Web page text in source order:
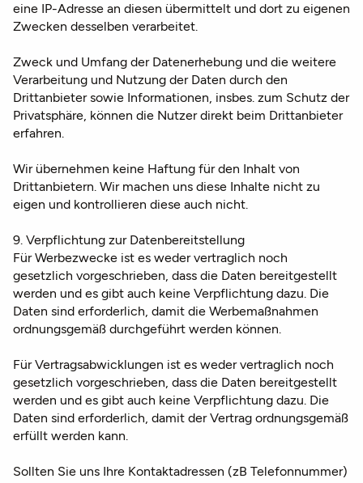
eine IP-Adresse an diesen übermittelt und dort zu eigenen
Zwecken desselben verarbeitet.
Zweck und Umfang der Datenerhebung und die weitere
Verarbeitung und Nutzung der Daten durch den
Drittanbieter sowie Informationen, insbes. zum Schutz der
Privatsphäre, können die Nutzer direkt beim Drittanbieter
erfahren.
Wir übernehmen keine Haftung für den Inhalt von
Drittanbietern. Wir machen uns diese Inhalte nicht zu
eigen und kontrollieren diese auch nicht.
9. Verpflichtung zur Datenbereitstellung
Für Werbezwecke ist es weder vertraglich noch
gesetzlich vorgeschrieben, dass die Daten bereitgestellt
werden und es gibt auch keine Verpflichtung dazu. Die
Daten sind erforderlich, damit die Werbemaßnahmen
ordnungsgemäß durchgeführt werden können.
Für Vertragsabwicklungen ist es weder vertraglich noch
gesetzlich vorgeschrieben, dass die Daten bereitgestellt
werden und es gibt auch keine Verpflichtung dazu. Die
Daten sind erforderlich, damit der Vertrag ordnungsgemäß
erfüllt werden kann.
Sollten Sie uns Ihre Kontaktadressen (zB Telefonnummer)